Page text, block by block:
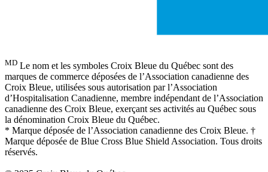
MD Le nom et les symboles Croix Bleue du Québec sont des
marques de commerce déposées de l’Association canadienne des
Croix Bleue, utilisées sous autorisation par l’Association
d’Hospitalisation Canadienne, membre indépendant de l’Association
canadienne des Croix Bleue, exerçant ses activités au Québec sous
la dénomination Croix Bleue du Québec.
* Marque déposée de l’Association canadienne des Croix Bleue. †
Marque déposée de Blue Cross Blue Shield Association. Tous droits
réservés.